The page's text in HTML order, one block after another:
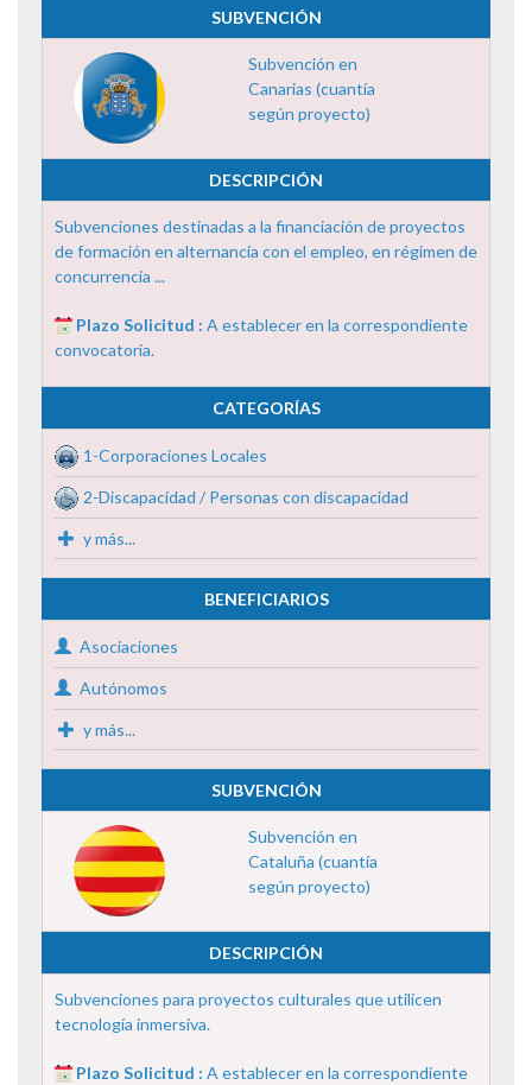
SUBVENCIÓN
Subvención en
Canarias (cuantía
según proyecto)
DESCRIPCIÓN
Subvenciones destinadas a la financiación de proyectos
de formación en alternancia con el empleo, en régimen de
concurrencia ...
Plazo Solicitud : A establecer en la correspondiente
convocatoria.
CATEGORÍAS
1-Corporaciones Locales
2-Discapacidad / Personas con discapacidad
y más...
BENEFICIARIOS
Asociaciones
Autónomos
y más...
SUBVENCIÓN
Subvención en
Cataluña (cuantía
según proyecto)
DESCRIPCIÓN
Subvenciones para proyectos culturales que utilicen
tecnología inmersiva.
Plazo Solicitud : A establecer en la correspondiente